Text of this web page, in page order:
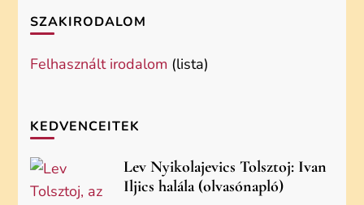
SZAKIRODALOM
Felhasznált irodalom (lista)
KEDVENCEITEK
Lev Nyikolajevics Tolsztoj: Ivan
Iljics halála (olvasónapló)